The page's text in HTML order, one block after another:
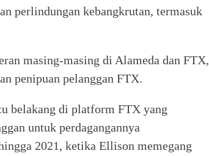
perlindungan kebangkrutan, termasuk
masing-masing di Alameda dan FTX,
penipuan pelanggan FTX.
belakang di platform FTX yang
untuk perdagangannya
2021, ketika Ellison memegang